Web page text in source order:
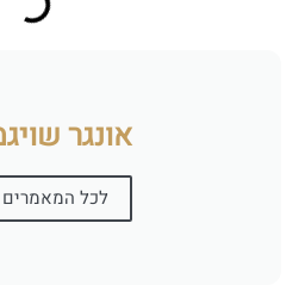
אונגר
לכל המאמרים